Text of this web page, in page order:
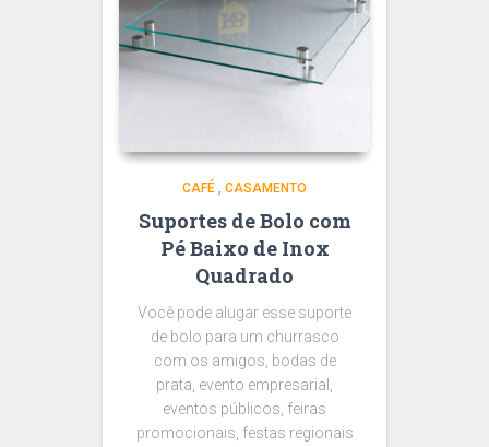
CAFÉ CASAMENTO
Suportes de Bolo com
Pé Baixo de Inox
Quadrado
Você pode alugar esse suporte
de bolo para um churrasco
com os amigos, bodas de
prata, evento empresarial,
eventos públicos, feiras
promocionais, festas regionais